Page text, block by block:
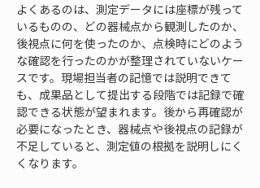
よくあるのは、測定データには座標が残って
いるものの、どの器械点から観測したのか、
後視点に何を使ったのか、点検時にどのよう
な確認を行ったのかが整理されていないケー
スです。現場担当者の記憶では説明できて
も、成果品として提出する段階では記録で確
認できる状態が望まれます。後から再確認が
必要になったとき、器械点や後視点の記録が
不足していると、測定値の根拠を説明しにく
くなります。